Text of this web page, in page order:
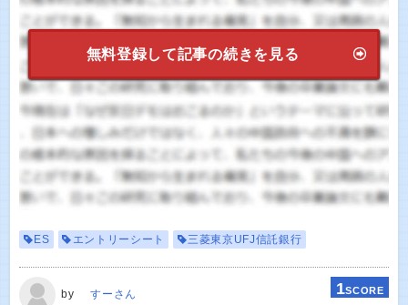
無料登録して記事の続きを見る
ES エントリーシート 三菱東京UFJ信託銀行
by すーさん 1SCORE